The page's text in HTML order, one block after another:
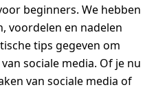
beginners. We hebben
voordelen en nadelen
tips gegeven om
sociale media. Of je nu
van sociale media of